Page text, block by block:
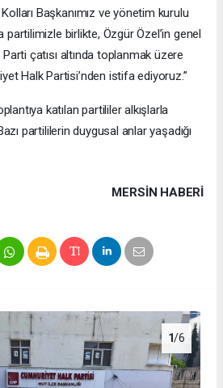
Başkanımız ve yönetim kurulu
partilimizle birlikte, Özgür Özel’in genel
Parti çatısı altında toplanmak üzere
Halk Partisi’nden istifa ediyoruz.”
katılan partililer alkışlarla
partililerin duygusal anlar yaşadığı
MERSIN HABERİ
1/6